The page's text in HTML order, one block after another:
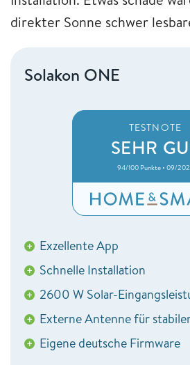
direkter Sonne schwer
Solakon ONE
TESTNOTE
SEHR
94/100 Punkte • 09/
+ Exzellente App
+ Schnelle Installation
+ 2600 W Solar-
+ Externe Antenne für
+ Eigene deutsche Firmware